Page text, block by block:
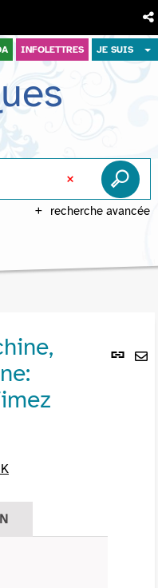
INFOLETTRES JE SUIS
recherche avancée
Lien